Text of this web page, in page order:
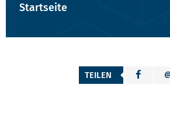
Startseite
TEILEN